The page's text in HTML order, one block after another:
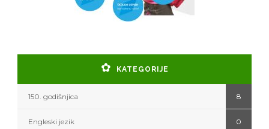
KATEGORIJE
150. godišnjica 8
Engleski jezik 0